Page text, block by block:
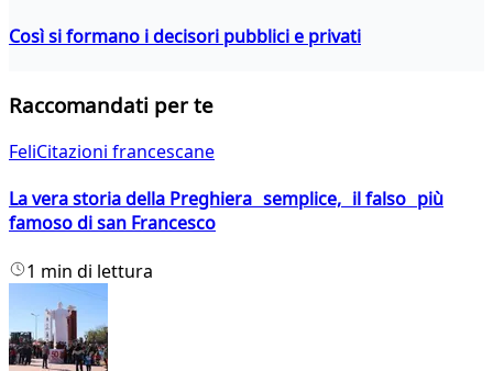
Così si formano i decisori pubblici e privati
Raccomandati per te
FeliCitazioni francescane
La vera storia della Preghiera semplice, il falso più
famoso di san Francesco
1 min di lettura